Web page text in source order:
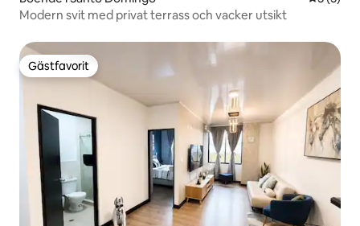
Modern svit med privat terrass och vacker utsikt
Gästfavorit
Gästfavorit